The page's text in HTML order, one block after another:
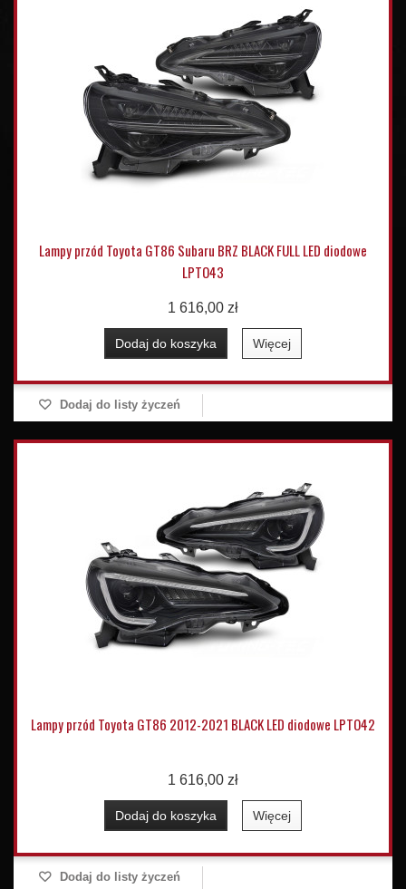
Lampy przód Toyota GT86 Subaru BRZ BLACK FULL LED diodowe
LPTO43
1 616,00 zł
Dodaj do koszyka Więcej
Dodaj do listy życzeń
Lampy przód Toyota GT86 2012-2021 BLACK LED diodowe LPTO42
1 616,00 zł
Dodaj do koszyka Więcej
Dodaj do listy życzeń